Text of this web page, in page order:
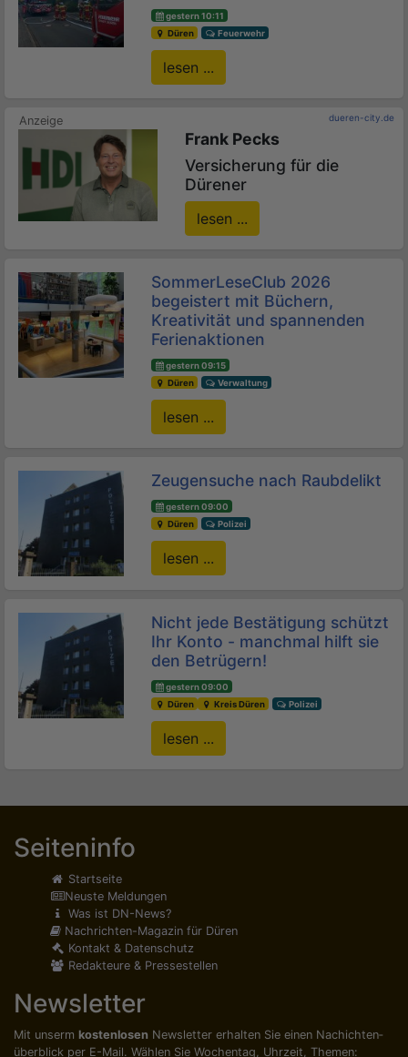
gestern 10:11
Düren
Feuerwehr
lesen ...
dueren-city.de
Frank Pecks
Versicherung für die
Dürener
lesen ...
SommerLeseClub 2026
begeistert mit Büchern,
Kreativität und spannenden
Ferienaktionen
gestern 09:15
Düren
Verwaltung
lesen ...
Zeugensuche nach Raubdelikt
gestern 09:00
Düren
Polizei
lesen ...
Nicht jede Bestätigung schützt
Ihr Konto - manchmal hilft sie
den Betrügern!
gestern 09:00
Düren
Kreis Düren Polizei
lesen ...
Seiteninfo
Startseite
Neuste Meldungen
Was ist DN-News?
Nachrichten-Magazin für Düren
Kontakt & Datenschutz
Redakteure & Pressestellen
Newsletter
Mit unserm kostenlosen Newsletter erhalten Sie einen Nachichten­
überblick per E-Mail. Wählen Sie Wochentag, Uhrzeit, Themen: